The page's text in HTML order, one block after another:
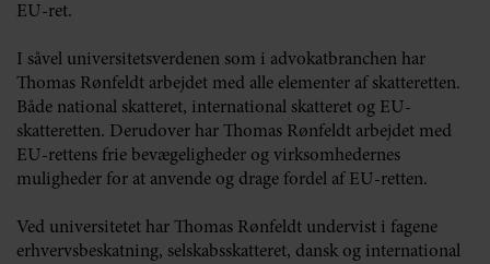
EU-ret.
I såvel universitetsverdenen som i advokatbranchen har
Thomas Rønfeldt arbejdet med alle elementer af skatteretten.
Både national skatteret, international skatteret og EU-
skatteretten. Derudover har Thomas Rønfeldt arbejdet med
EU-rettens frie bevægeligheder og virksomhedernes
muligheder for at anvende og drage fordel af EU-retten.
Ved universitetet har Thomas Rønfeldt undervist i fagene
erhvervsbeskatning, selskabsskatteret, dansk og international